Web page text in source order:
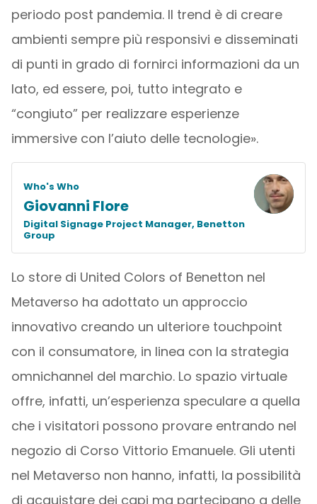
periodo post pandemia. Il trend è di creare
ambienti sempre più responsivi e disseminati
di punti in grado di fornirci informazioni da un
lato, ed essere, poi, tutto integrato e
“congiuto” per realizzare esperienze
immersive con l’aiuto delle tecnologie».
Who's Who
Giovanni Flore
Digital Signage Project Manager, Benetton
Group
Lo store di United Colors of Benetton nel
Metaverso ha adottato un approccio
innovativo creando un ulteriore touchpoint
con il consumatore, in linea con la strategia
omnichannel del marchio. Lo spazio virtuale
offre, infatti, un’esperienza speculare a quella
che i visitatori possono provare entrando nel
negozio di Corso Vittorio Emanuele. Gli utenti
nel Metaverso non hanno, infatti, la possibilità
di acquistare dei capi ma partecipano a delle